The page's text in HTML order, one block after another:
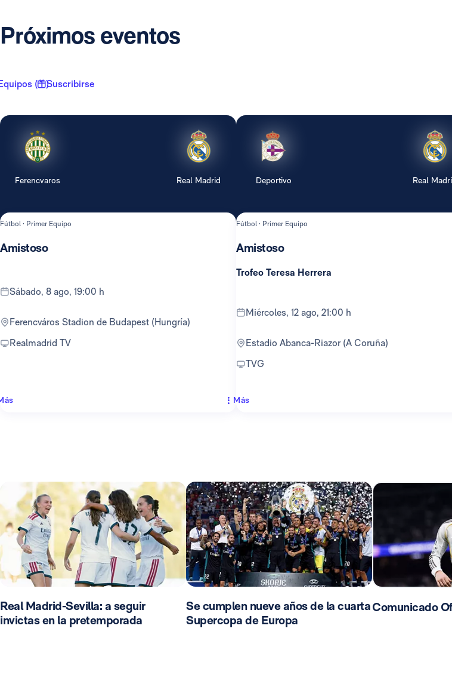
Próximos eventos
( 1 )Suscribirse
Ferencvaros Real Madrid
Fútbol · Primer Equipo
Amistoso
sábado, 8 ago, 19:00 h
Ferencváros Stadion de Budapest (Hungría)
Realmadrid TV
Deportivo Real
Fútbol · Primer Equipo
Amistoso
Trofeo Teresa Herrera
miércoles, 12 ago, 21:00 h
Estadio Abanca-Riazor (A Coruña)
TVG
Más
Real Madrid-Sevilla: a seguir
invictas en la pretemporada
Se cumplen nueve años de la cuarta
Supercopa de Europa
Comunicado